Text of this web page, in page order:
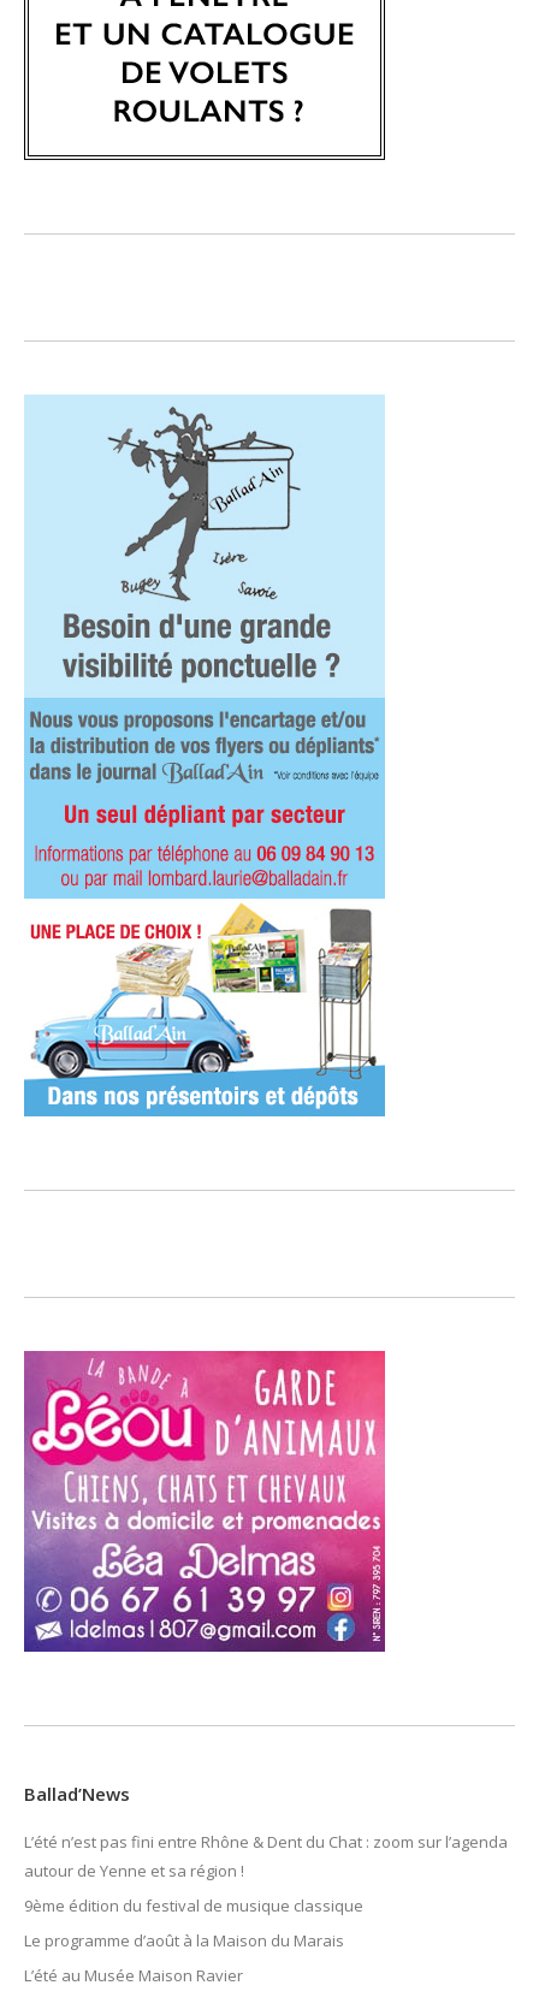
Ballad’News
L’été n’est pas fini entre Rhône & Dent du Chat : zoom sur l’agenda
autour de Yenne et sa région !
9ème édition du festival de musique classique
Le programme d’août à la Maison du Marais
L’été au Musée Maison Ravier